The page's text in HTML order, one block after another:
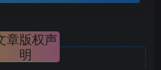
章版权声
明